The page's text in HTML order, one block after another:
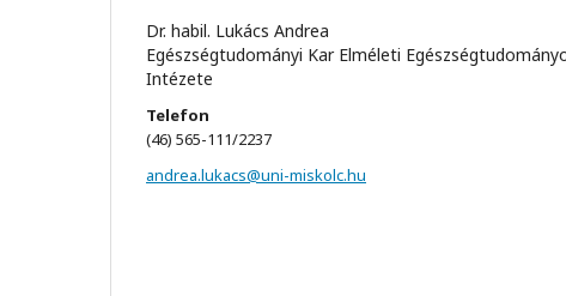
Dr. habil. Lukács Andrea
Egészségtudományi Kar Elméleti
Intézete
Telefon
(46) 565-111/2237
andrea.lukacs@uni-miskolc.hu